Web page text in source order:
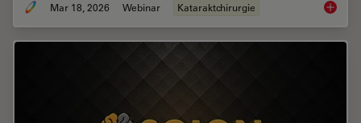
Mar 18, 2026 Webinar Kataraktchirurgie Expert